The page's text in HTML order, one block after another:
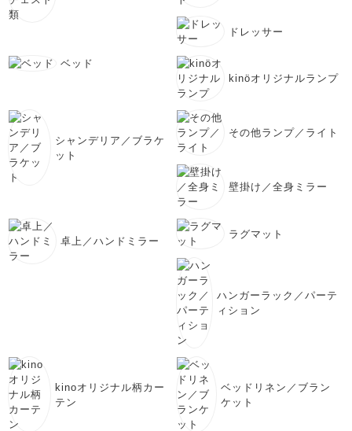
ドレッサー
ベッド
kinöオリジナルランプ
シャンデリア／ブラケ
ット
その他ランプ／ライト
壁掛け／全身ミラー
卓上／ハンドミラー
ラグマット
ハンガーラック／パーテ
ィション
kinoオリジナル柄カー
テン
ベッドリネン／ブラン
ケット